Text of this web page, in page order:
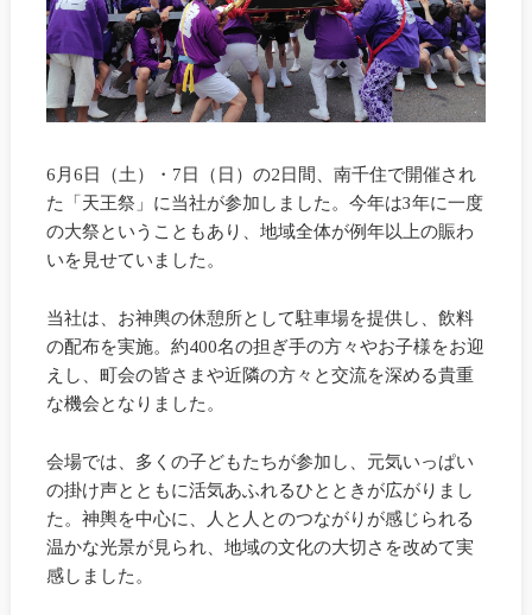
6月6日（土）・7日（日）の2日間、南千住で開催され
た「天王祭」に当社が参加しました。今年は3年に一度
の大祭ということもあり、地域全体が例年以上の賑わ
いを見せていました。
当社は、お神輿の休憩所として駐車場を提供し、飲料
の配布を実施。約400名の担ぎ手の方々やお子様をお迎
えし、町会の皆さまや近隣の方々と交流を深める貴重
な機会となりました。
会場では、多くの子どもたちが参加し、元気いっぱい
の掛け声とともに活気あふれるひとときが広がりまし
た。神輿を中心に、人と人とのつながりが感じられる
温かな光景が見られ、地域の文化の大切さを改めて実
感しました。